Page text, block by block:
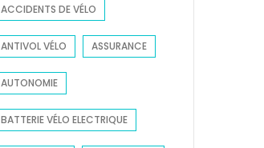
r
:
ACCIDENTS DE VÉLO
ANTIVOL VÉLO ASSURANCE
AUTONOMIE
BATTERIE VÉLO ELECTRIQUE